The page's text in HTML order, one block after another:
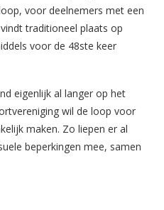
voor deelnemers met een
traditioneel plaats op
voor de 48ste keer
eigenlijk al langer op het
wil de loop voor
maken. Zo liepen er al
beperkingen mee, samen